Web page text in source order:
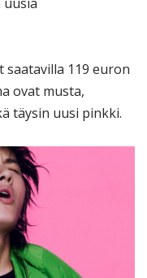
saatavilla 119 euron
ovat musta,
täysin uusi pinkki.